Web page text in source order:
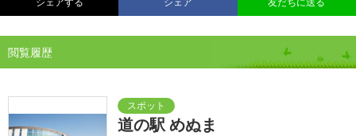
閲覧履歴
道の駅 めぬま